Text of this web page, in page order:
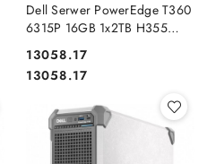
Dell Serwer PowerEdge T360
6315P 16GB 1x2TB H355
iDEn 1x700W 3Y
Cena:
13058.17
Cena:
13058.17